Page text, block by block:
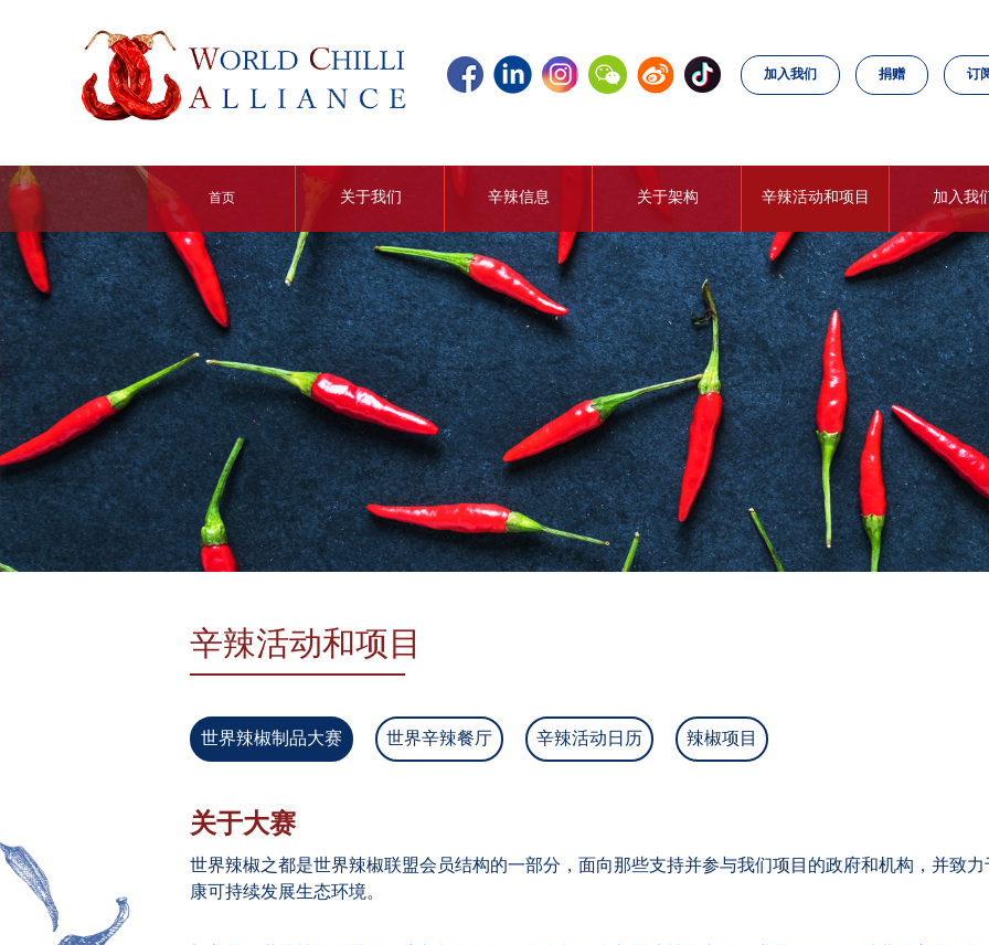
加入我们 捐赠 订
首页 关于我们
联盟介绍
哲学与使命
核心价值观
我们是谁
辛辣信息
辣椒新闻
辛辣知识
关于架构
辣椒社区
联盟组织
辛辣活动和项目
世界辣椒制品大赛
世界辛辣餐厅
辛辣活动日历
辣椒项目
加入我
加入联
个人会员
辣椒企业
世界辣椒
辛辣活动和项目
世界辣椒制品大赛 世界辛辣餐厅 辛辣活动日历 辣椒项目
关于大赛
世界辣椒之都是世界辣椒联盟会员结构的一部分，面向那些支持并参与我们项目的政府和机构，并致
康可持续发展生态环境。